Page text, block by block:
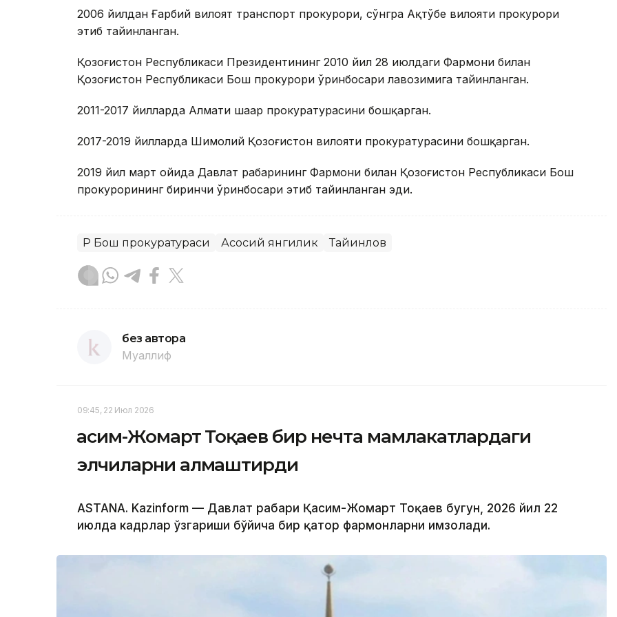
2006 йилдан Ғарбий вилоят транспорт прокурори, сўнгра Ақтўбе вилояти прокурори
этиб тайинланган.
Қозоғистон Республикаси Президентининг 2010 йил 28 июлдаги Фармони билан
Қозоғистон Республикаси Бош прокурори ўринбосари лавозимига тайинланган.
2011-2017 йилларда Алмати шаҳар прокуратурасини бошқарган.
2017-2019 йилларда Шимолий Қозоғистон вилояти прокуратурасини бошқарган.
2019 йил март ойида Давлат раҳбарининг Фармони билан Қозоғистон Республикаси Бош
прокурорининг биринчи ўринбосари этиб тайинланган эди.
ҚР Бош прокуратураси Асосий янгилик Тайинлов
без автора
Муаллиф
09:45, 22 Июл 2026
Қасим-Жомарт Тоқаев бир нечта мамлакатлардаги
элчиларни алмаштирди
ASTANA. Kazinform — Давлат раҳбари Қасим-Жомарт Тоқаев бугун, 2026 йил 22
июлда кадрлар ўзгариши бўйича бир қатор фармонларни имзолади.